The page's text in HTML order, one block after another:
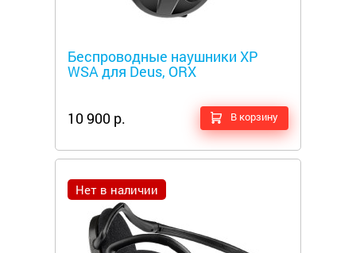
Беспроводные наушники XP
WSA для Deus, ORX
10 900 р. В корзину
Нет в наличии